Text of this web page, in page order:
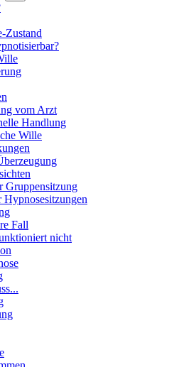
Zustand
vom Arzt
Handlung
Wille
Gruppensitzung
Hypnosesitzungen
Fall
nicht